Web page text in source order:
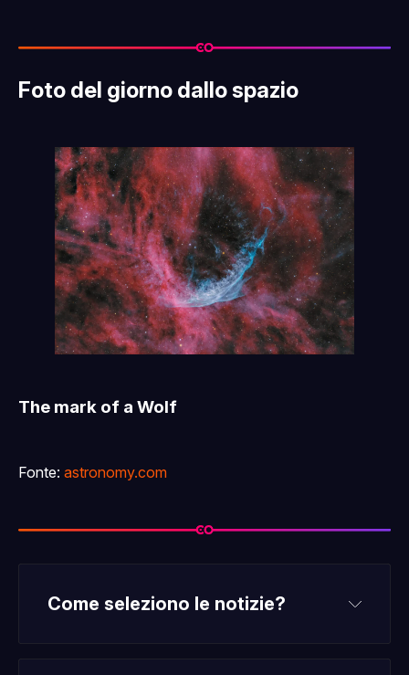
Foto del giorno dallo spazio
The mark of a Wolf
Fonte: astronomy.com
Come seleziono le notizie?